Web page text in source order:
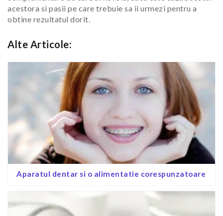
acestora si pasii pe care trebuie sa ii urmezi pentru a
obtine rezultatul dorit.
Alte Articole:
Aparatul dentar si o alimentatie corespunzatoare